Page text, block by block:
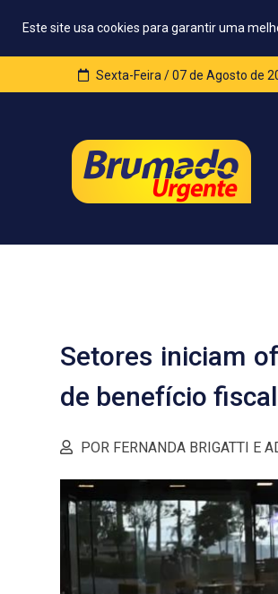
Este site usa cookies para garantir uma
Sexta-Feira / 07 de Agosto de
Setores iniciam
de benefício
POR FERNANDA BRIGATTI E